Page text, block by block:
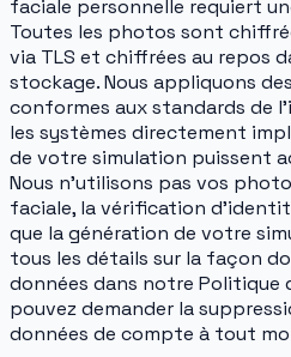
faciale personnelle requiert
Toutes les photos sont
via TLS et chiffrées au repos
stockage. Nous appliquons
conformes aux standards de
les systèmes directement
de votre simulation puissent
Nous n'utilisons pas vos
faciale, la vérification
que la génération de votre
tous les détails sur la façon
données dans notre
pouvez demander la
données de compte à tout